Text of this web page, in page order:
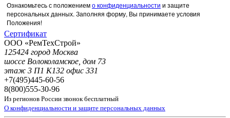
Ознакомьтесь с положениемо конфиденциальности и защите
персональных данных. Заполняя форму, Вы принимаете условия
Положения!
Сертификат
ООО «РемТехСтрой»
125424 город Москва
шоссе Волоколамское, дом 73
этаж 3 П1 К132 офис 331
+7(495)445-60-56
8(800)555-30-96
Из регионов России звонок бесплатный
О конфиденциальности и защите персональных данных